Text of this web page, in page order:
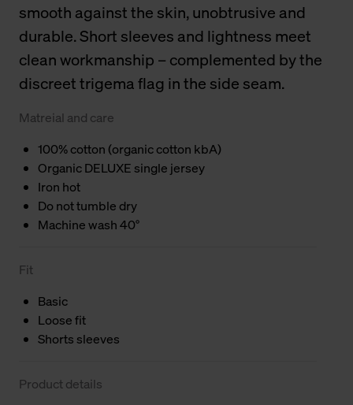
smooth against the skin, unobtrusive and
durable. Short sleeves and lightness meet
clean workmanship – complemented by the
discreet trigema flag in the side seam.
Matreial and care
100% cotton (organic cotton kbA)
Organic DELUXE single jersey
Iron hot
Do not tumble dry
Machine wash 40°
Fit
Basic
Loose fit
Shorts sleeves
Product details